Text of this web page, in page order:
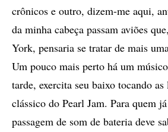
crônicos e outro, dizem-me aqui,
da minha cabeça passam aviões
York, pensaria se tratar de mais
Um pouco mais perto há um
tarde, exercita seu baixo tocando as
clássico do Pearl Jam. Para quem
passagem de som de bateria deve